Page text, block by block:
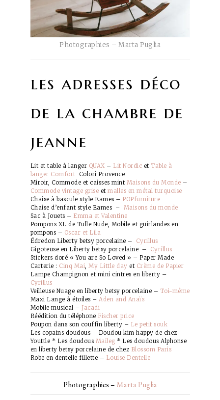
Photographies – Marta Puglia
les adresses déco
de la chambre de
jeanne
Lit et table à langer QUAX – Lit Nordic et Table à
langer Comfort Colori Provence
Miroir, Commode et caisses mint Maisons du Monde –
Commode vintage grise et malles en métal turquoise
Chaise à bascule style Eames – POPfurniture
Chaise d’enfant style Eames –
Maisons du monde
Sac à Jouets – Emma et Valentine
Pompons XL de Tulle Nude, Mobile et guirlandes en
pompons – Oscar et Lila
Édredon Liberty betsy porcelaine –
Cyrillus
Gigoteuse en Liberty betsy porcelaine –
Cyrillus
Stickers doré « You are So Loved » – Paper Made
Carterie : Cinq Mai My Little day et Crème de Papier
Lampe Champignon et mini cintres en liberty –
Cyrillus
Veilleuse Nuage en liberty betsy porcelaine – Toi-même
Maxi Lange à étoiles – Aden and Anaïs
Mobile musical – Jacadi
Réédition du téléphone Fischer price
Poupon dans son couffin liberty – Le petit souk
Les copains doudous – Doudou kim happy de chez
Youttle * Les doudous Maileg * Les doudous Alphonse
en liberty betsy porcelaine de chez Blossom Paris
Robe en dentelle fillette – Louise Dentelle
Photographies – Marta Puglia